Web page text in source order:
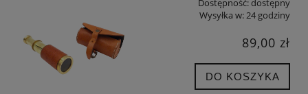
Dostępność:dostępny
Wysyłka w:24 godziny
89,00 zł
DO KOSZYKA